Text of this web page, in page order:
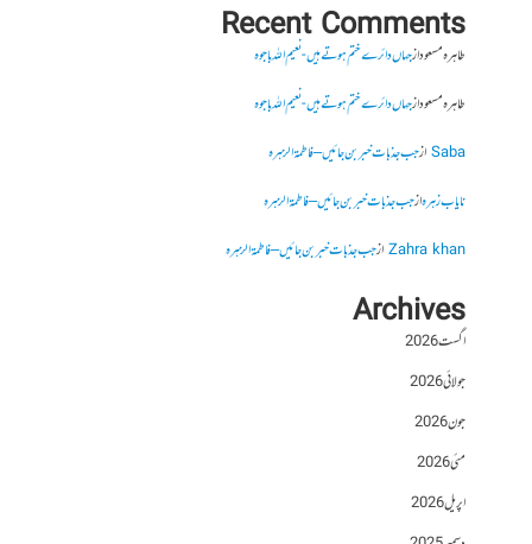
Recent Comments
طاہرہ مسعودازجہاں دائرے ختم ہوتے ہیں- نعیم اللہ باجوہ
طاہرہ مسعودازجہاں دائرے ختم ہوتے ہیں- نعیم اللہ باجوہ
Sabaازجب جذبات خبر بن جائیں – فاطمۃالزہرہ
نایاب زہرہازجب جذبات خبر بن جائیں – فاطمۃالزہرہ
Zahra khanازجب جذبات خبر بن جائیں – فاطمۃالزہرہ
Archives
اگست 2026
جولائی 2026
جون 2026
مئی 2026
اپریل 2026